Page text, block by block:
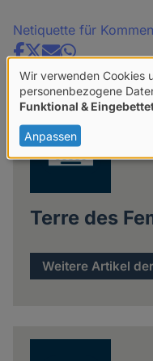
Netiquette für
Share
news
Terre des
Weitere Artikel
Verwendung
von
Daten
Cookies
Wir verwenden Cookies
personenbezogene
Funktional &
Anpassen